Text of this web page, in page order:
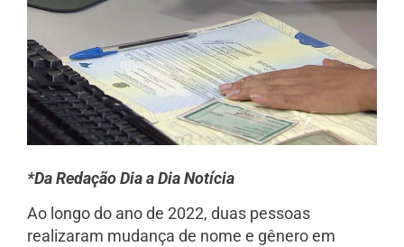
*Da Redação Dia a Dia Notícia
Ao longo do ano de 2022, duas pessoas
realizaram mudança de nome e gênero em